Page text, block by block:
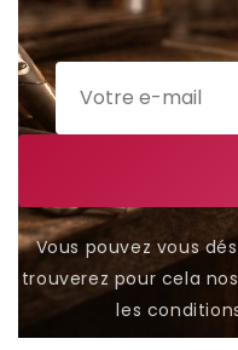
Vous pouvez vous
trouverez pour cela
les